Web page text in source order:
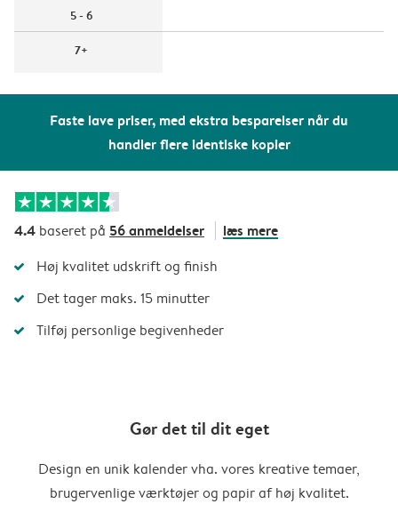
Faste lave priser, med ekstra besparelser når du
handler flere identiske kopier
5 - 6
7+
4.4 baseret på 56 anmeldelser læs mere
Høj kvalitet udskrift og finish
Det tager maks. 15 minutter
Tilføj personlige begivenheder
Gør det til dit eget
Design en unik kalender vha. vores kreative temaer,
brugervenlige værktøjer og papir af høj kvalitet.